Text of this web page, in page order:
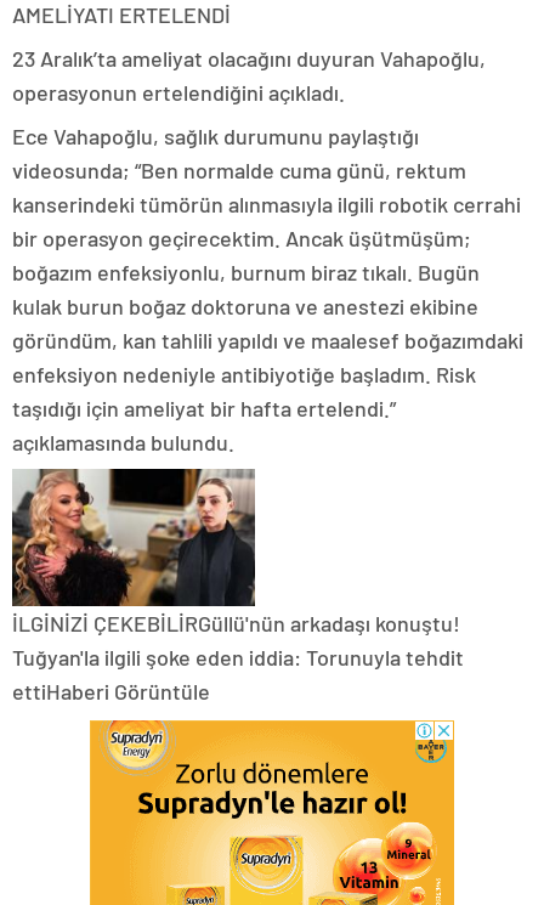
AMELİYATI ERTELENDİ
23 Aralık’ta ameliyat olacağını duyuran Vahapoğlu,
operasyonun ertelendiğini açıkladı.
Ece Vahapoğlu, sağlık durumunu paylaştığı
videosunda; “Ben normalde cuma günü, rektum
kanserindeki tümörün alınmasıyla ilgili robotik cerrahi
bir operasyon geçirecektim. Ancak üşütmüşüm;
boğazım enfeksiyonlu, burnum biraz tıkalı. Bugün
kulak burun boğaz doktoruna ve anestezi ekibine
göründüm, kan tahlili yapıldı ve maalesef boğazımdaki
enfeksiyon nedeniyle antibiyotiğe başladım. Risk
taşıdığı için ameliyat bir hafta ertelendi.”
açıklamasında bulundu.
İLGİNİZİ ÇEKEBİLİRGüllü'nün arkadaşı konuştu!
Tuğyan'la ilgili şoke eden iddia: Torunuyla tehdit
ettiHaberi Görüntüle